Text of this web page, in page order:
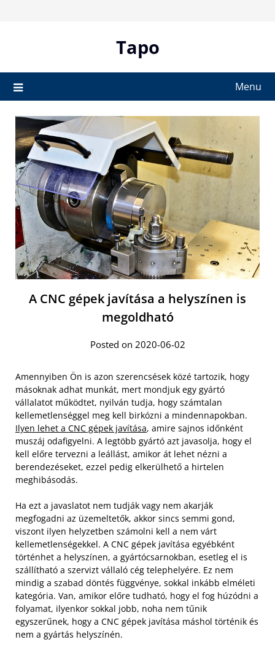
Tapo
Menu
A CNC gépek javítása a helyszínen is
megoldható
Posted on 2020-06-02
Amennyiben Ön is azon szerencsések közé tartozik, hogy
másoknak adhat munkát, mert mondjuk egy gyártó
vállalatot működtet, nyilván tudja, hogy számtalan
kellemetlenséggel meg kell birkózni a mindennapokban.
Ilyen lehet a CNC gépek javítása, amire sajnos időnként
muszáj odafigyelni. A legtöbb gyártó azt javasolja, hogy el
kell előre tervezni a leállást, amikor át lehet nézni a
berendezéseket, ezzel pedig elkerülhető a hirtelen
meghibásodás.
Ha ezt a javaslatot nem tudják vagy nem akarják
megfogadni az üzemeltetők, akkor sincs semmi gond,
viszont ilyen helyzetben számolni kell a nem várt
kellemetlenségekkel. A CNC gépek javítása egyébként
történhet a helyszínen, a gyártócsarnokban, esetleg el is
szállítható a szervizt vállaló cég telephelyére. Ez nem
mindig a szabad döntés függvénye, sokkal inkább elméleti
kategória. Van, amikor előre tudható, hogy el fog húzódni a
folyamat, ilyenkor sokkal jobb, noha nem tűnik
egyszerűnek, hogy a CNC gépek javítása máshol történik és
nem a gyártás helyszínén.